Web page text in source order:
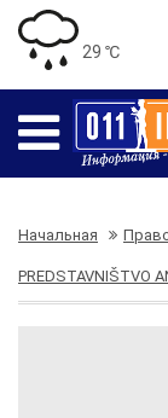
29 ℃
Начальная
PREDSTAVNIŠTVO